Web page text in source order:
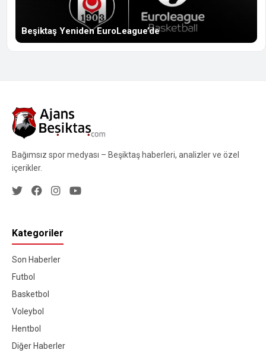
Beşiktaş Yeniden EuroLeague’de
Bağımsız spor medyası – Beşiktaş haberleri, analizler ve özel
içerikler.
Kategoriler
Son Haberler
Futbol
Basketbol
Voleybol
Hentbol
Diğer Haberler